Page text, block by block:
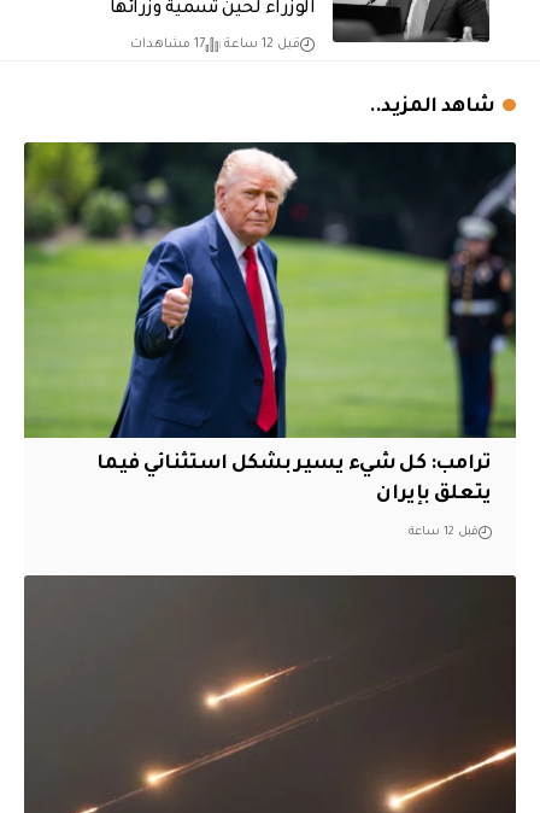
الوزراء لحين تسمية وزرائها
قبل 12 ساعة 17 مشاهدات
شاهد المزيد..
ترامب: كل شيء يسير بشكل استثنائي فيما
يتعلق بإيران
قبل 12 ساعة